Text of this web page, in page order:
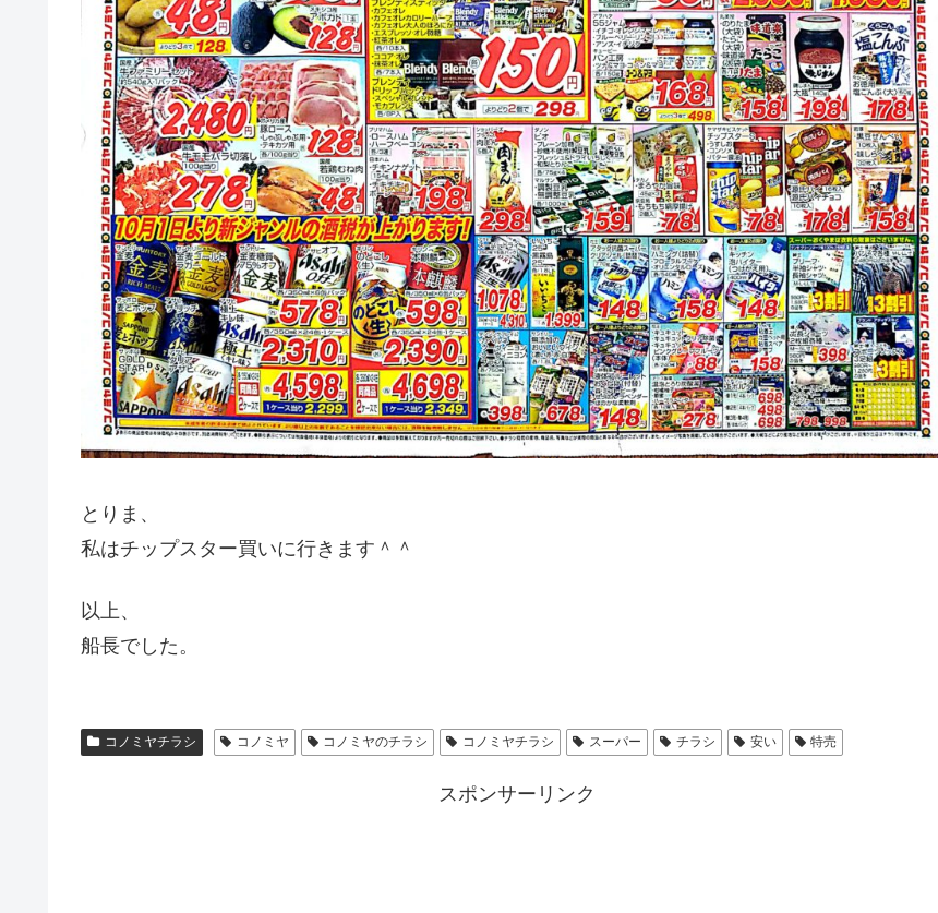
とりま、
私はチップスター買いに行きます＾＾
以上、
船長でした。
コノミヤチラシ コノミヤ コノミヤのチラシ コノミヤチラシ スーパー チラシ 安い 特売
スポンサーリンク